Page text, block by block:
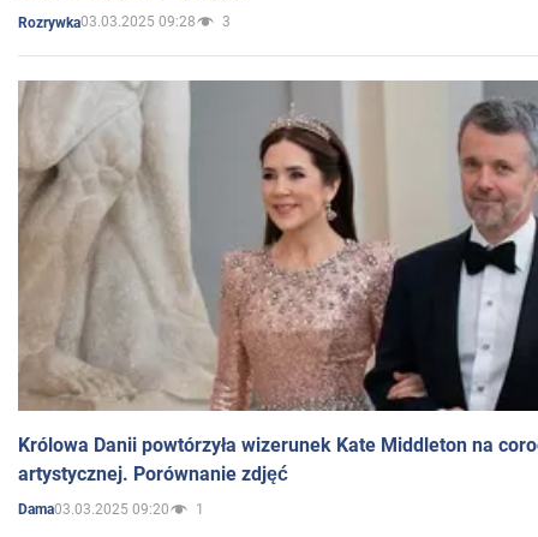
Rozrywka03.03.2025 09:28 3
Królowa Danii powtórzyła wizerunek Kate Middleton na
artystycznej. Porównanie zdjęć
Dama03.03.2025 09:20 1